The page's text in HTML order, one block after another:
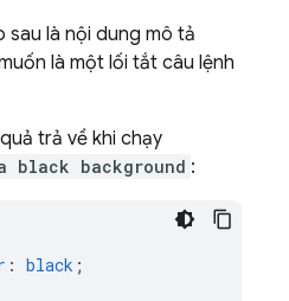
sau là nội dung mô tả
là một lối tắt câu lệnh
trả về khi chạy
background :
: black ;